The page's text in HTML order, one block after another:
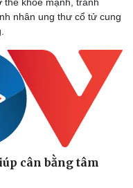
thể khỏe mạnh, tránh
nhân ung thư cổ tử cung
cân bằng tâm